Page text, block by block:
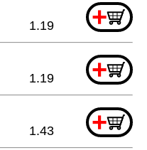
+
1.19
+
1.19
+
1.43